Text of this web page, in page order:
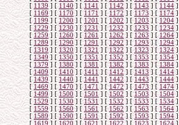
[ 1139] [ 1140] [1141] [1142 ] [1143 ] [ 1144]
[ 1169] [1170] [1171 ] [1172 ] [ 1173] [ 1174]
[ 1199 ] [1200] [ 1201 ] [1202 ] [1203 ] [1204 ]
[1229] [ 1230 ] [1231 ] [1232] [1233] [ 1234]
[1259] [ 1260 ] [ 1261 ] [1262] [1263 ] [1264]
[ 1289 ] [1290 ] [1291 ] [1292 ] [1293] [1294]
[ 1319] [ 1320 ] [1321] [1322 ] [1323 ] [ 1324]
[ 1349] [ 1350 ] [1351 ] [1352 ] [1353 ] [ 1354]
[ 1379] [1380] [ 1381 ] [1382 ] [1383 ] [1384 ]
[1409] [1410] [1411] [1412] [1413] [ 1414]
[ 1439] [1440 ] [ 1441 ] [1442] [1443] [ 1444]
[1469 ] [ 1470 ] [ 1471 ] [1472] [ 1473] [ 1474 ]
[ 1499] [ 1500 ] [1501] [1502 ] [1503 ] [ 1504]
[ 1529] [ 1530] [1531 ] [1532 ] [1533 ] [ 1534]
[1559 ] [1560] [ 1561 ] [1562] [1563] [1564 ]
[1589 ] [ 1590] [1591] [1592] [1593 ] [ 1594]
[ 1619 ] [1620 ] [ 1621 ] [1622 ] [1623] [1624]